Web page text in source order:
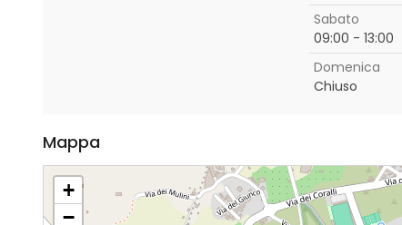
Sabato
09:00 - 13:00
Domenica
Chiuso
Mappa
+
−